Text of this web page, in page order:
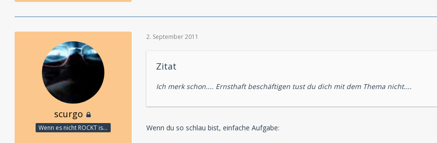
scurgo
Wenn es nicht ROCKT is es fürn ARSCH!
2. September 2011
Zitat
Ich merk schon.... Ernsthaft beschäftigen tust du dich mit dem Thema nicht....
Wenn du so schlau bist, einfache Aufgabe: